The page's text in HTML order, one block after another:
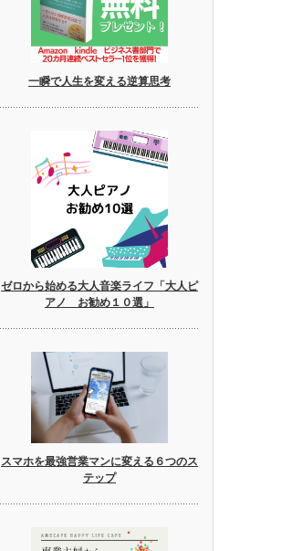
一瞬で人生を変える逆算思考
ゼロから始める大人音楽ライフ「大人ピ
アノ お勧め１０選」
スマホを最強営業マンに変える６つのス
テップ